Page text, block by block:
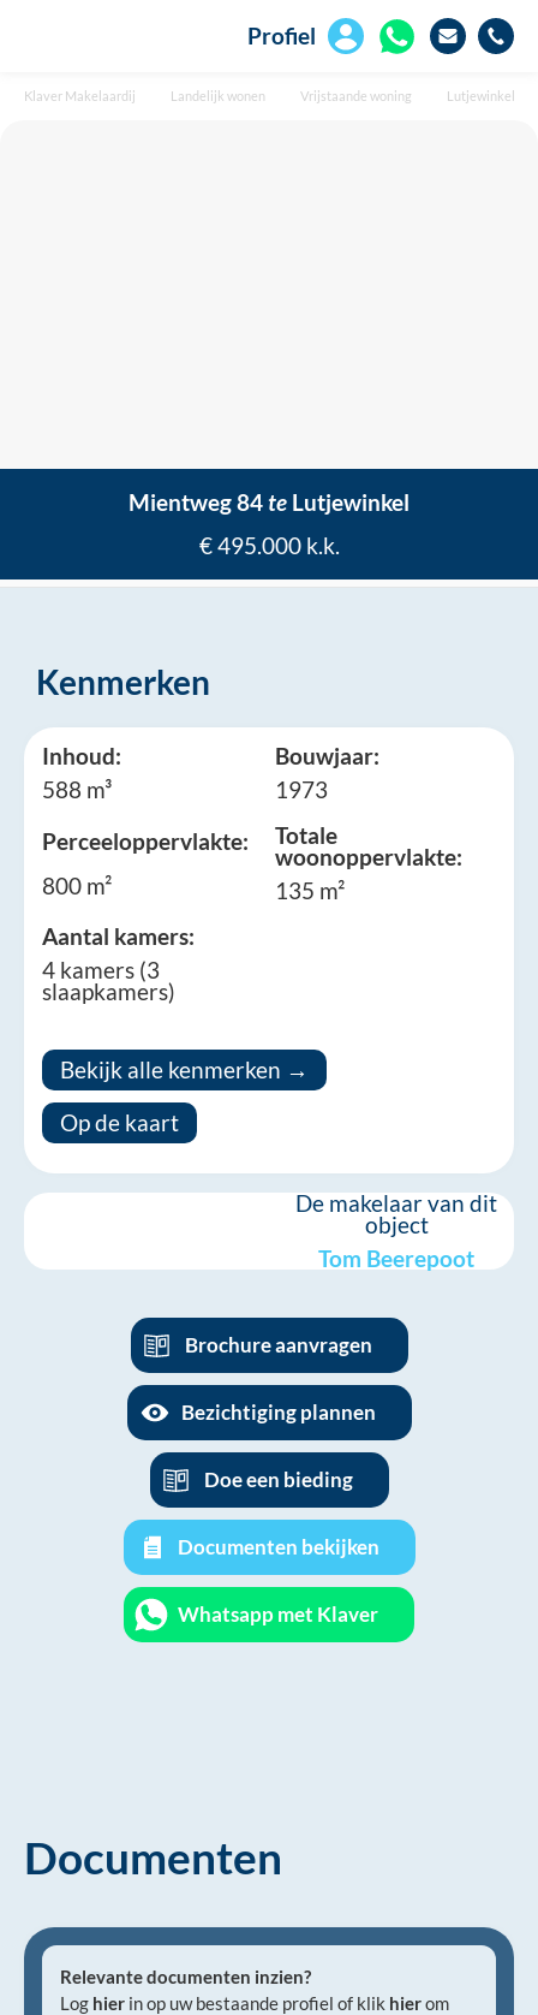
Profiel
Klaver Makelaardij Landelijk wonen Vrijstaande woning Lutjewinkel
Mientweg 84te Lutjewinkel
€ 495.000 k.k.
Kenmerken
Inhoud:
588 m³
Bouwjaar:
1973
Perceeloppervlakte:
800 m²
Totale
woonoppervlakte:
135 m²
Aantal kamers:
4 kamers (3
slaapkamers)
Bekijk alle kenmerken →
Op de kaart
De makelaar van dit
object
Tom Beerepoot
Brochure aanvragen
Bezichtiging plannen
Doe een bieding
Documenten bekijken
Whatsapp met Klaver
Documenten
Relevante documenten inzien?
Log hier in op uw bestaande profiel of klik hierom